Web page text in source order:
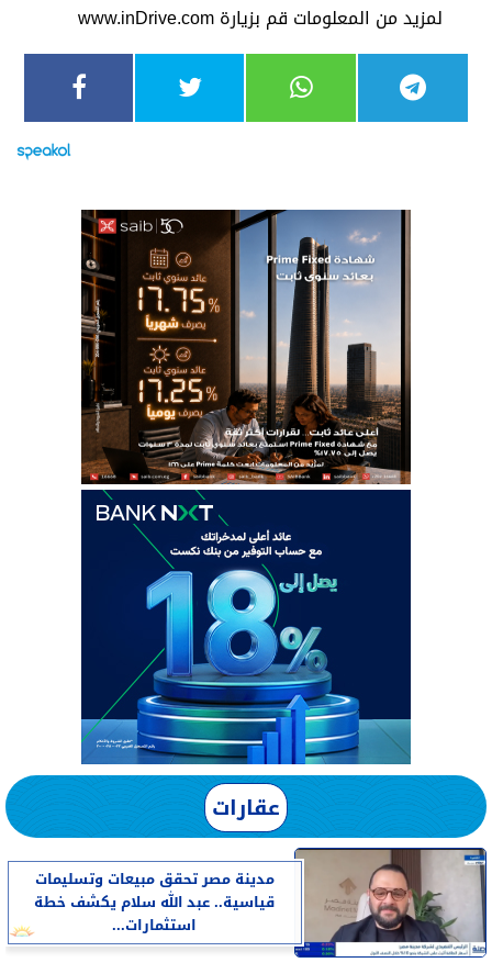
لمزيد من المعلومات قم بزيارة www.inDrive.com
عقارات
مدينة مصر تحقق مبيعات وتسليمات
قياسية.. عبد الله سلام يكشف خطة
استثمارات...